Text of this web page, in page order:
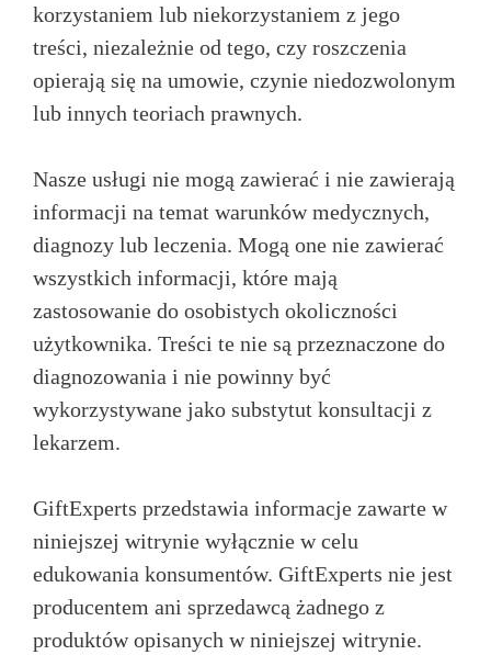
korzystaniem lub niekorzystaniem z jego
treści, niezależnie od tego, czy roszczenia
opierają się na umowie, czynie niedozwolonym
lub innych teoriach prawnych.
Nasze usługi nie mogą zawierać i nie zawierają
informacji na temat warunków medycznych,
diagnozy lub leczenia. Mogą one nie zawierać
wszystkich informacji, które mają
zastosowanie do osobistych okoliczności
użytkownika. Treści te nie są przeznaczone do
diagnozowania i nie powinny być
wykorzystywane jako substytut konsultacji z
lekarzem.
GiftExperts przedstawia informacje zawarte w
niniejszej witrynie wyłącznie w celu
edukowania konsumentów. GiftExperts nie jest
producentem ani sprzedawcą żadnego z
produktów opisanych w niniejszej witrynie.